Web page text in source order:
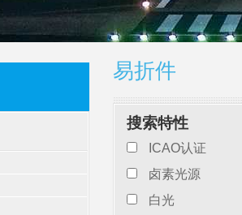
易折件
搜索特性
ICAO认证
卤素光源
白光